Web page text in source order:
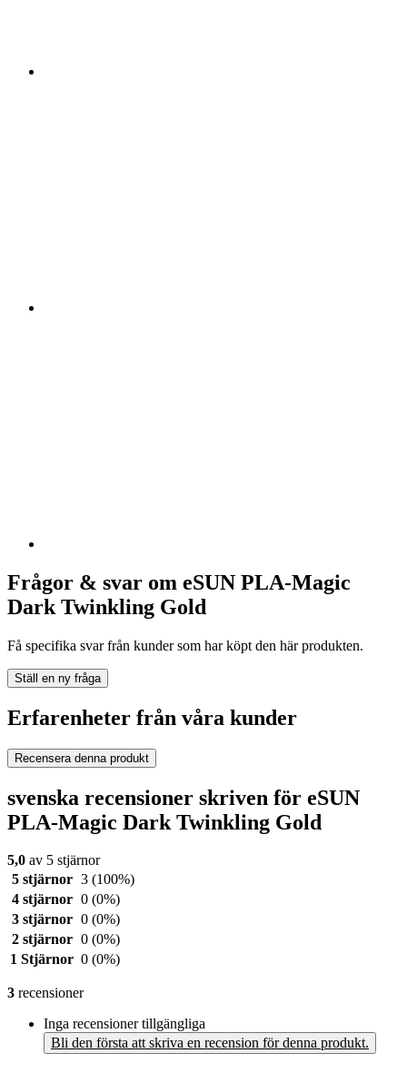
Frågor & svar om eSUN PLA-Magic
Dark Twinkling Gold
Få specifika svar från kunder som har köpt den här produkten.
Ställ en ny fråga
Erfarenheter från våra kunder
Recensera denna produkt
svenska recensioner skriven för eSUN
PLA-Magic Dark Twinkling Gold
5,0 av 5 stjärnor
5 stjärnor 3 (100%)
4 stjärnor 0 (0%)
3 stjärnor 0 (0%)
2 stjärnor 0 (0%)
1 Stjärnor 0 (0%)
3 recensioner
Inga recensioner tillgängliga
Bli den första att skriva en recension för denna produkt.